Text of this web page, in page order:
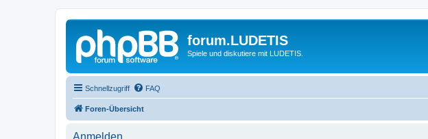
forum.LUDETIS
Spiele und diskutiere mit LUDETIS.
Schnellzugriff FAQ
Foren-Übersicht
Anmelden